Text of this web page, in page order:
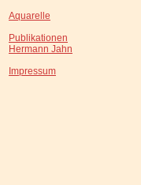
Aquarelle
Publikationen
Hermann Jahn
Impressum